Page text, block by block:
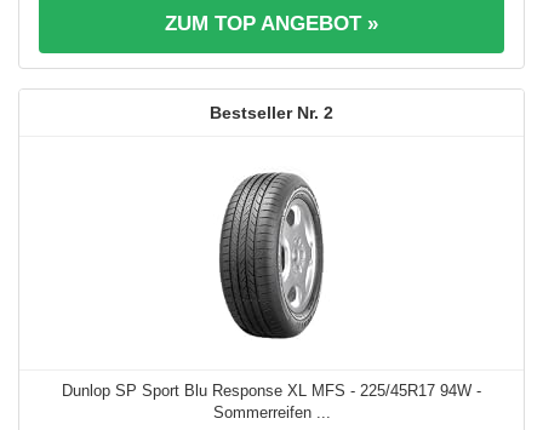
ZUM TOP ANGEBOT »
2
Dunlop SP Sport Blu Response XL MFS - 225/45R17 94W -
Sommerreifen ...